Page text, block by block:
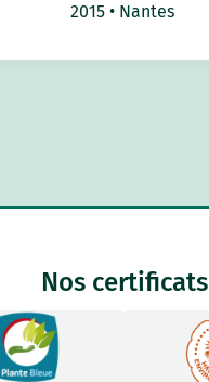
2015 Nantes
Nos certificats